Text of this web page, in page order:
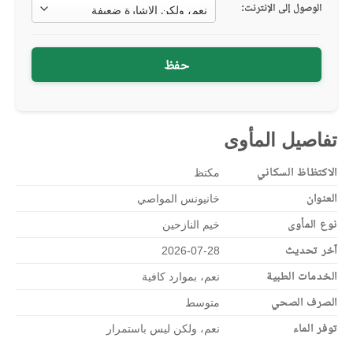
الوصول إلى الإنترنت:
حفظ
تفاصيل المأوى
الاكتظاظ السكاني
مكتظ
العنوان
خانيونس المواصي
نوع المأوى
خيم النازحين
آخر تحديث
2026-07-28
الخدمات الطبية
نعم، بموارد كافية
الصرف الصحي
متوسط
توفر الماء
نعم، ولكن ليس باستمرار